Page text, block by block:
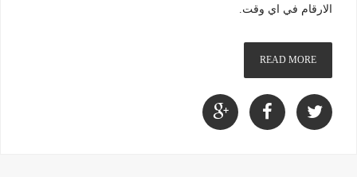
الارقام في اي وقت.
READ MORE